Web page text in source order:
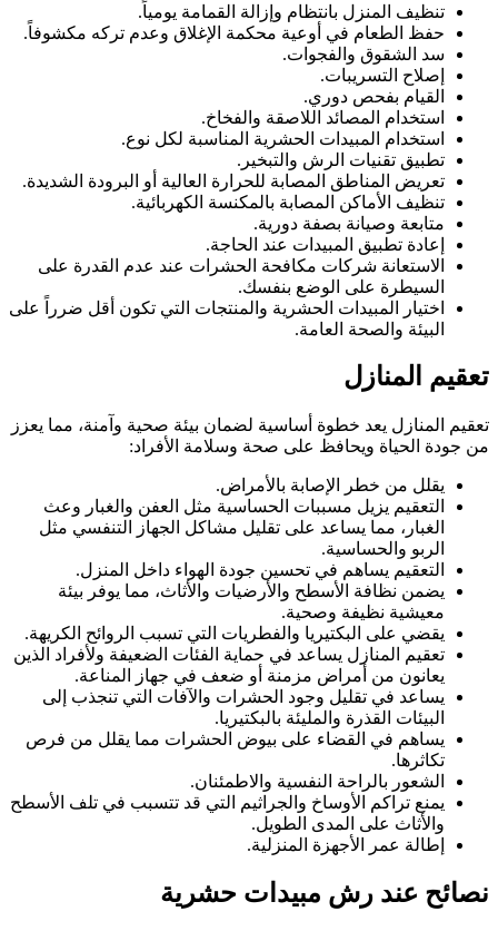
تنظيف المنزل بانتظام وإزالة القمامة يومياً.
حفظ الطعام في أوعية محكمة الإغلاق وعدم تركه مكشوفاً.
سد الشقوق والفجوات.
إصلاح التسريبات.
القيام بفحص دوري.
استخدام المصائد اللاصقة والفخاخ.
استخدام المبيدات الحشرية المناسبة لكل نوع.
تطبيق تقنيات الرش والتبخير.
تعريض المناطق المصابة للحرارة العالية أو البرودة الشديدة.
تنظيف الأماكن المصابة بالمكنسة الكهربائية.
متابعة وصيانة بصفة دورية.
إعادة تطبيق المبيدات عند الحاجة.
الاستعانة شركات مكافحة الحشرات عند عدم القدرة على
السيطرة على الوضع بنفسك.
اختيار المبيدات الحشرية والمنتجات التي تكون أقل ضرراً على
البيئة والصحة العامة.
تعقيم المنازل
تعقيم المنازل يعد خطوة أساسية لضمان بيئة صحية وآمنة، مما يعزز
من جودة الحياة ويحافظ على صحة وسلامة الأفراد:
يقلل من خطر الإصابة بالأمراض.
التعقيم يزيل مسببات الحساسية مثل العفن والغبار وعث
الغبار، مما يساعد على تقليل مشاكل الجهاز التنفسي مثل
الربو والحساسية.
التعقيم يساهم في تحسين جودة الهواء داخل المنزل.
يضمن نظافة الأسطح والأرضيات والأثاث، مما يوفر بيئة
معيشية نظيفة وصحية.
يقضي على البكتيريا والفطريات التي تسبب الروائح الكريهة.
تعقيم المنازل يساعد في حماية الفئات الضعيفة ولأفراد الذين
يعانون من أمراض مزمنة أو ضعف في جهاز المناعة.
يساعد في تقليل وجود الحشرات والآفات التي تنجذب إلى
البيئات القذرة والمليئة بالبكتيريا.
يساهم في القضاء على بيوض الحشرات مما يقلل من فرص
تكاثرها.
الشعور بالراحة النفسية والاطمئنان.
يمنع تراكم الأوساخ والجراثيم التي قد تتسبب في تلف الأسطح
والأثاث على المدى الطويل.
إطالة عمر الأجهزة المنزلية.
نصائح عند رش مبيدات حشرية